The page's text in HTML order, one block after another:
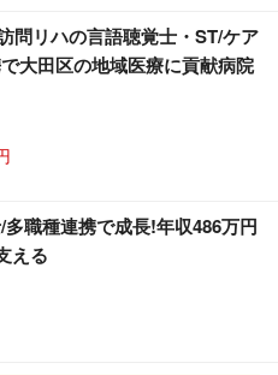
問リハの言語聴覚士・ST/ケア
大田区の地域医療に貢献病院
職種連携で成長!年収486万円
える